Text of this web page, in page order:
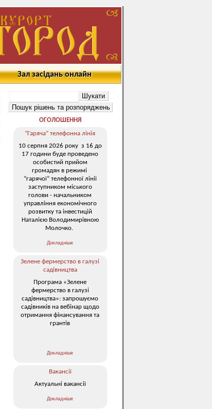
Зал засідань онлайн
ОГОЛОШЕННЯ
“Гаряча” телефонна лінія
10 серпня 2026 року з 16 до
17 години буде проведено
особистий прийом
громадян в режимі
“гарячої” телефонної лінії
заступником міського
голови - начальником
управління економічного
розвитку та інвестицій
Наталією Володимирівною
Молочко.
Докладніше
Зелене фермерство в галузі
садівництва
Програма «Зелене
фермерство в галузі
садівництва»: запрошуємо
садівників на вебінар щодо
отримання фінансування та
грантів
Докладніше
Вакансії
Актуальні вакансії
Докладніше